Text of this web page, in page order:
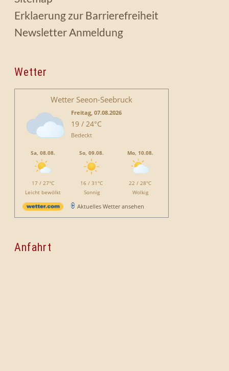
Erklaerung zur Barrierefreiheit
Newsletter Anmeldung
Wetter
Wetter Seeon-Seebruck
Freitag, 07.08.2026
19 / 24°C
Bedeckt
Sa, 08.08.
17 / 27°C
Leicht bewölkt
So, 09.08.
16 / 31°C
Sonnig
Mo, 10.08.
22 / 28°C
Wolkig
Aktuelles Wetter ansehen
Anfahrt